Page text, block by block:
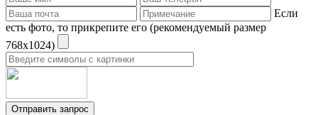
Если
есть фото, то прикрепите его (рекомендуемый размер
768х1024)
Отправить запрос